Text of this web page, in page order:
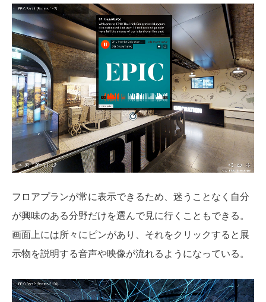
フロアプランが常に表示できるため、迷うことなく自分
が興味のある分野だけを選んで見に行くこともできる。
画面上には所々にピンがあり、それをクリックすると展
示物を説明する音声や映像が流れるようになっている。